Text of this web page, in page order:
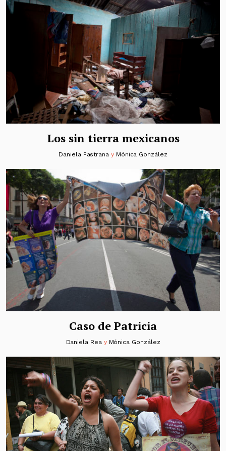
Los sin tierra mexicanos
Daniela Pastrana y Mónica González
Caso de Patricia
Daniela Reay Mónica González